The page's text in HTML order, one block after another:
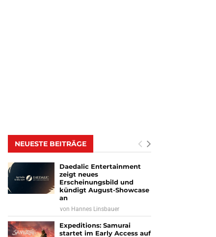
NEUESTE BEITRÄGE
Daedalic Entertainment
zeigt neues
Erscheinungsbild und
kündigt August-Showcase
an
von Hannes Linsbauer
Expeditions: Samurai
startet im Early Access auf